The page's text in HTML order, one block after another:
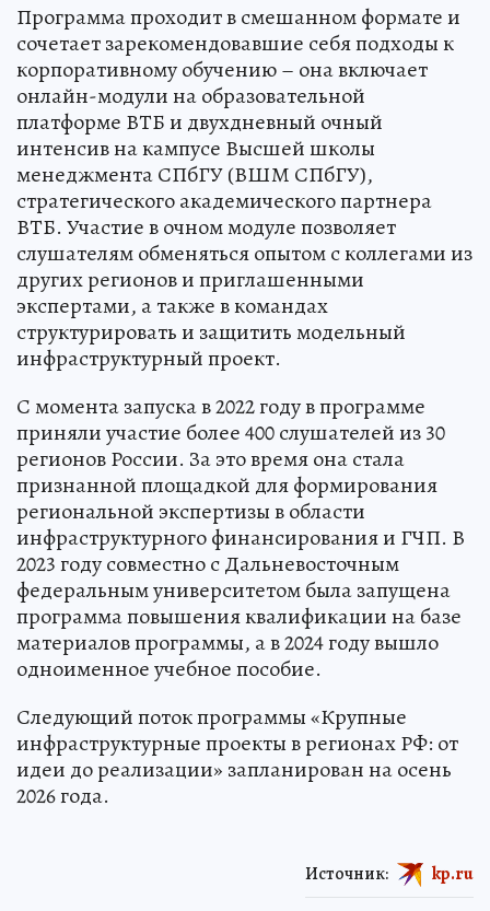
Программа проходит в смешанном формате и
сочетает зарекомендовавшие себя подходы к
корпоративному обучению – она включает
онлайн-модули на образовательной
платформе ВТБ и двухдневный очный
интенсив на кампусе Высшей школы
менеджмента СПбГУ (ВШМ СПбГУ),
стратегического академического партнера
ВТБ. Участие в очном модуле позволяет
слушателям обменяться опытом с коллегами из
других регионов и приглашенными
экспертами, а также в командах
структурировать и защитить модельный
инфраструктурный проект.
С момента запуска в 2022 году в программе
приняли участие более 400 слушателей из 30
регионов России. За это время она стала
признанной площадкой для формирования
региональной экспертизы в области
инфраструктурного финансирования и ГЧП. В
2023 году совместно с Дальневосточным
федеральным университетом была запущена
программа повышения квалификации на базе
материалов программы, а в 2024 году вышло
одноименное учебное пособие.
Следующий поток программы «Крупные
инфраструктурные проекты в регионах РФ: от
идеи до реализации» запланирован на осень
2026 года.
Источник: kp.ru